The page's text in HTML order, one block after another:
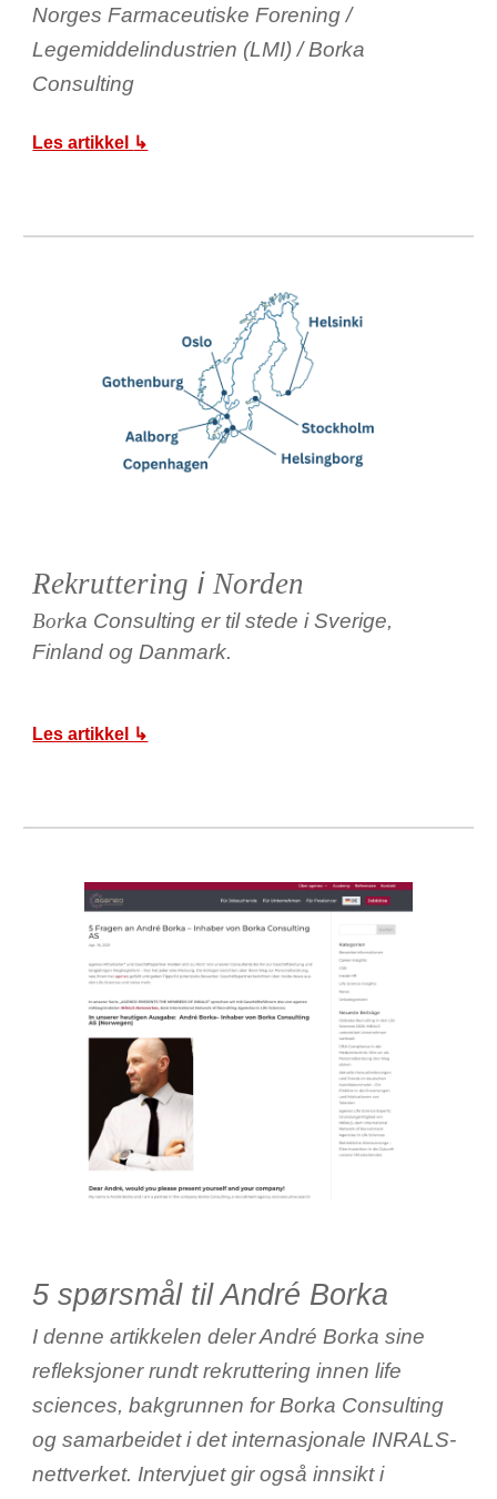
Norges Farmaceutiske Forening /
Legemiddelindustrien (LMI) / Borka
Consulting
Les artikkel ↳
Rekruttering iNorden
Borka Consulting er til stede i Sverige,
Finland og Danmark.
Les artikkel ↳
5 spørsmål til André Borka
I denne artikkelen deler André Borka sine
refleksjoner rundt rekruttering innen life
sciences, bakgrunnen for Borka Consulting
og samarbeidet i det internasjonale INRALS-
nettverket. Intervjuet gir også innsikt i